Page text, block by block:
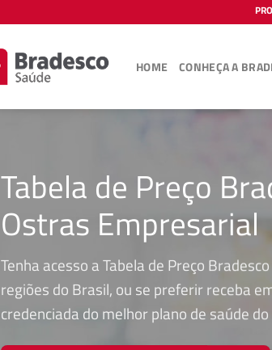
HOME CONHEÇA A
Tabela de Preço
Ostras Empresarial
Tenha acesso a Tabela de Preço
regiões do Brasil, ou se preferir receba
credenciada do melhor plano de saúde